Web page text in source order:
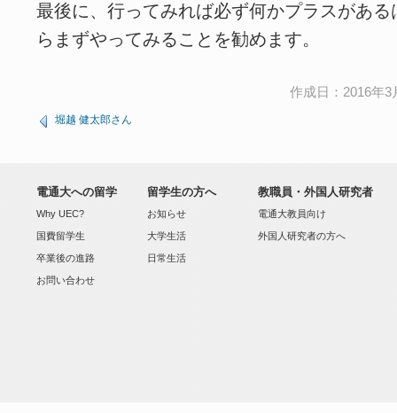
最後に、行ってみれば必ず何かプラスがあ
らまずやってみることを勧めます。
作成日：2016年3
堀越 健太郎さん
電通大への留学
Why UEC?
国費留学生
卒業後の進路
お問い合わせ
留学生の方へ
お知らせ
大学生活
日常生活
教職員・外国人研究者
電通大教員向け
外国人研究者の方へ